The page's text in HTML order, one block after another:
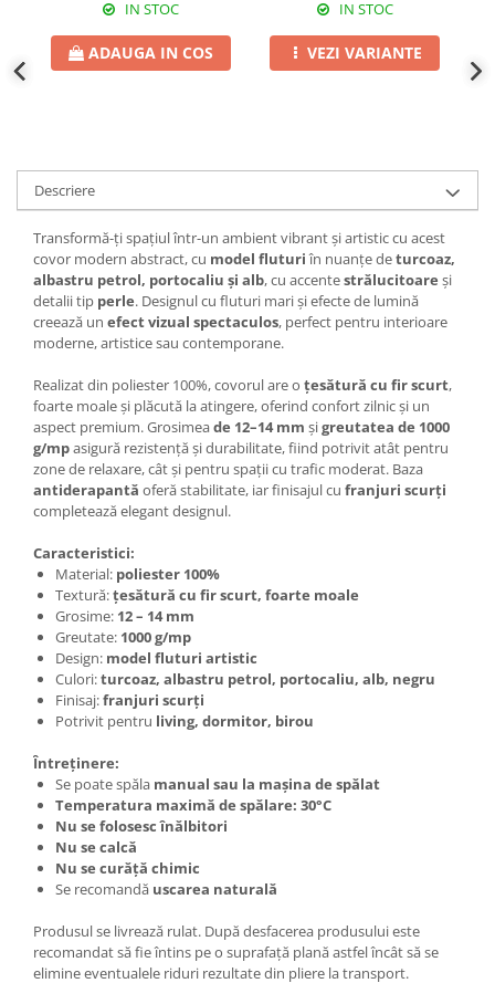
IN STOC
ADAUGA IN COS
IN STOC
VEZI VARIANTE
Descriere
Transformă-ți spațiul într-un ambient vibrant și artistic cu acest
covor modern abstract, cu model fluturiîn nuanțe deturcoaz,
albastru petrol, portocaliu și alb, cu accentestrălucitoare și
detalii tip perle. Designul cu fluturi mari și efecte de lumină
creează un efect vizual spectaculos, perfect pentru interioare
moderne, artistice sau contemporane.
Realizat din poliester 100%, covorul are o țesătură cu fir scurt,
foarte moale și plăcută la atingere, oferind confort zilnic și un
aspect premium. Grosimeade 12–14 mm șigreutatea de 1000
g/mpasigură rezistență și durabilitate, fiind potrivit atât pentru
zone de relaxare, cât și pentru spații cu trafic moderat. Baza
antiderapantă oferă stabilitate, iar finisajul cu franjuri scurți
completează elegant designul.
Caracteristici:
Material: poliester 100%
Textură:țesătură cu fir scurt, foarte moale
Grosime: 12 – 14 mm
Greutate: 1000 g/mp
Design: model fluturi artistic
Culori:turcoaz, albastru petrol, portocaliu, alb, negru
Finisaj:franjuri scurți
Potrivit pentru living, dormitor, birou
Întreținere:
Se poate spăla manual sau la mașina de spălat
Temperatura maximă de spălare: 30°C
Nu se folosesc înălbitori
Nu se calcă
Nu se curăță chimic
Se recomandă uscarea naturală
Produsul se livrează rulat. După desfacerea produsului este
recomandat să fie întins pe o suprafață plană astfel încât să se
elimine eventualele riduri rezultate din pliere la transport.